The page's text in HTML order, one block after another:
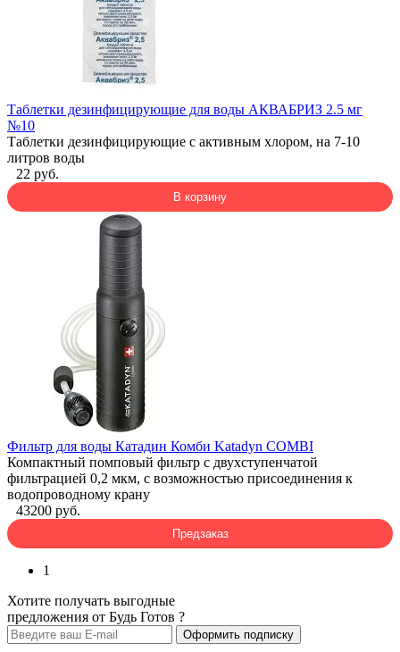
Таблетки дезинфицирующие для воды АКВАБРИЗ 2.5 мг
№10
Таблетки дезинфицирующие с активным хлором, на 7-10
литров воды
22 руб.
В корзину
Фильтр для воды Катадин Комби Katadyn COMBI
Компактный помповый фильтр с двухступенчатой
фильтрацией 0,2 мкм, с возможностью присоединения к
водопроводному крану
43200 руб.
Предзаказ
1
Хотите получать выгодные
предложения от Будь Готов ?
Оформить подписку